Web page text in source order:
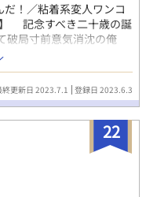
だ！／粘着系変人ワンコ
記念すべき二十歳の誕
局寸前意気消沈の俺
い」とか言う、変な男
諦めません！ ▼あらす
きた〟という理由で毎度
自分の誕生日デート中
おとぼけ男──夜鳥 成
「いや、無理。カレシ
ら俺と付き合おう。約
俺に「別れたら自動的
う変人のほほん男がや
終更新日 2023.7.1 登録日 2023.6.3
22